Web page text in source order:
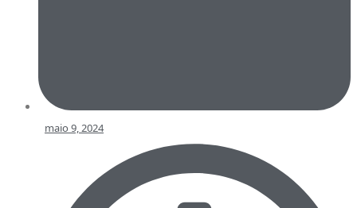
maio 9, 2024